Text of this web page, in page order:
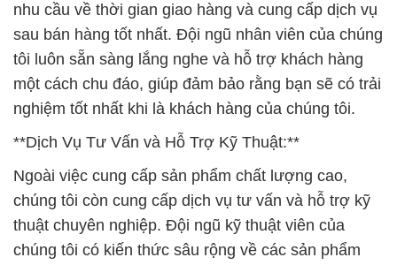
nhu cầu về thời gian giao hàng và cung cấp dịch vụ
sau bán hàng tốt nhất. Đội ngũ nhân viên của chúng
tôi luôn sẵn sàng lắng nghe và hỗ trợ khách hàng
một cách chu đáo, giúp đảm bảo rằng bạn sẽ có trải
nghiệm tốt nhất khi là khách hàng của chúng tôi.
**Dịch Vụ Tư Vấn và Hỗ Trợ Kỹ Thuật:**
Ngoài việc cung cấp sản phẩm chất lượng cao,
chúng tôi còn cung cấp dịch vụ tư vấn và hỗ trợ kỹ
thuật chuyên nghiệp. Đội ngũ kỹ thuật viên của
chúng tôi có kiến thức sâu rộng về các sản phẩm